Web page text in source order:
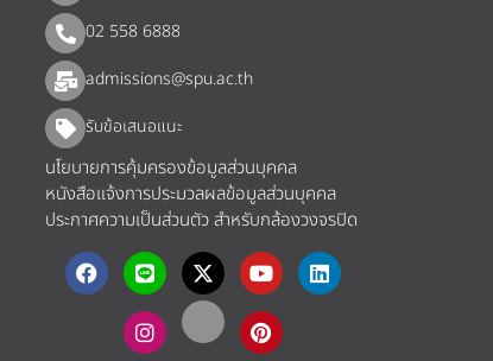
02 558 6888
admissions@spu.ac.th
รับข้อเสนอแนะ​
นโยบายการคุ้มครองข้อมูลส่วนบุคคล
หนังสือแจ้งการประมวลผลข้อมูลส่วนบุคคล
ประกาศความเป็นส่วนตัว สำหรับกล้องวงจรปิด